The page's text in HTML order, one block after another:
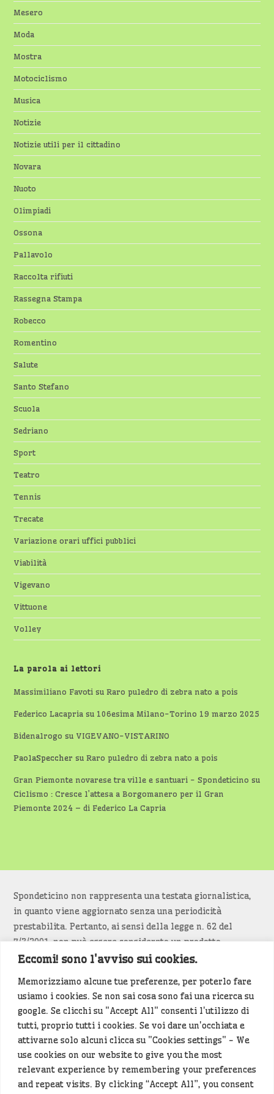
Eccomi! sono l'avviso sui cookies.
Memorizziamo alcune tue preferenze, per poterlo fare
usiamo i cookies. Se non sai cosa sono fai una ricerca su
google. Se clicchi su "Accept All" consenti l'utilizzo di
tutti, proprio tutti i cookies. Se voi dare un'occhiata e
attivarne solo alcuni clicca su "Cookies settings" - We
use cookies on our website to give you the most
relevant experience by remembering your preferences
and repeat visits. By clicking “Accept All”, you consent
Mesero
Moda
Mostra
Motociclismo
Musica
Notizie
Notizie utili per il cittadino
Novara
Nuoto
Olimpiadi
Ossona
Pallavolo
Raccolta rifiuti
Rassegna Stampa
Robecco
Romentino
Salute
Santo Stefano
Scuola
Sedriano
Sport
Teatro
Tennis
Trecate
Variazione orari uffici pubblici
Viabilità
Vigevano
Vittuone
Volley
La parola ai lettori
Massimiliano Favoti suRaro puledro di zebra nato a pois
Federico Lacapria su 106esima Milano-Torino 19 marzo 2025
Bidenalrogo su VIGEVANO-VISTARINO
PaolaSpeccher suRaro puledro di zebra nato a pois
Gran Piemonte novarese tra ville e santuari - Spondeticino su
Ciclismo : Cresce l’attesa a Borgomanero per il Gran
Piemonte 2024 – di Federico La Capria
Spondeticino non rappresenta una testata giornalistica,
in quanto viene aggiornato senza una periodicità
prestabilita. Pertanto, ai sensi della legge n. 62 del
7/3/2001, non può essere considerato un prodotto
editoriale.
Siamo attenti a non violare copyright e diritti
d’immagine. Se un contenuto è di tua proprietà e vuoi
richiederne la rimozionediccelo(<- clicca per inviarci un
messaggio).
Alcuni articoli sono generati in bozza rielaborando, con
l'intelligenza artificiale generativa, contenuti
provenienti da fonti istituzionali e altri siti di interesse